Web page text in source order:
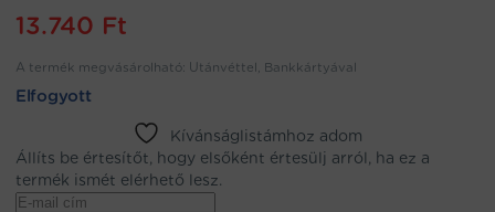
13.740 Ft
A termék megvásárolható: Utánvéttel, Bankkártyával
Elfogyott
Kívánságlistámhoz adom
Állíts be értesítőt, hogy elsőként értesülj arról, ha ez a
termék ismét elérhető lesz.
Enter